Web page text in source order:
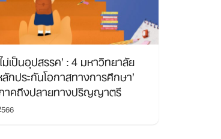
ม่เป็นอุปสรรค’ : 4 มหาวิทยาลัย
กประกันโอกาสทางการศึกษา’
าคถึงปลายทางปริญญาตรี